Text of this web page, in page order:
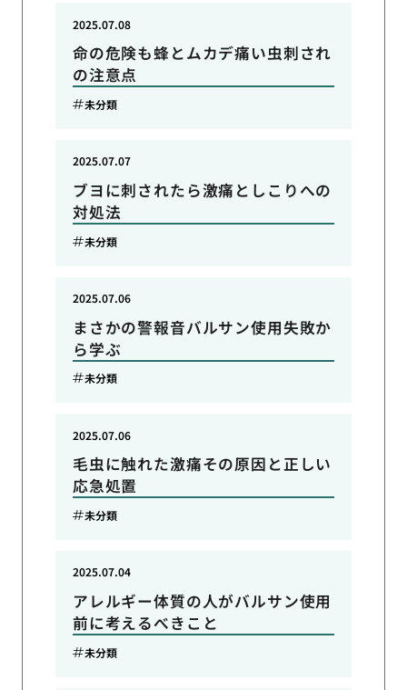
命の危険も蜂とムカデ痛い虫刺され
の注意点
2025.07.08
未分類
ブヨに刺されたら激痛としこりへの
対処法
2025.07.07
未分類
まさかの警報音バルサン使用失敗か
ら学ぶ
2025.07.06
未分類
毛虫に触れた激痛その原因と正しい
応急処置
2025.07.06
未分類
アレルギー体質の人がバルサン使用
前に考えるべきこと
2025.07.04
未分類